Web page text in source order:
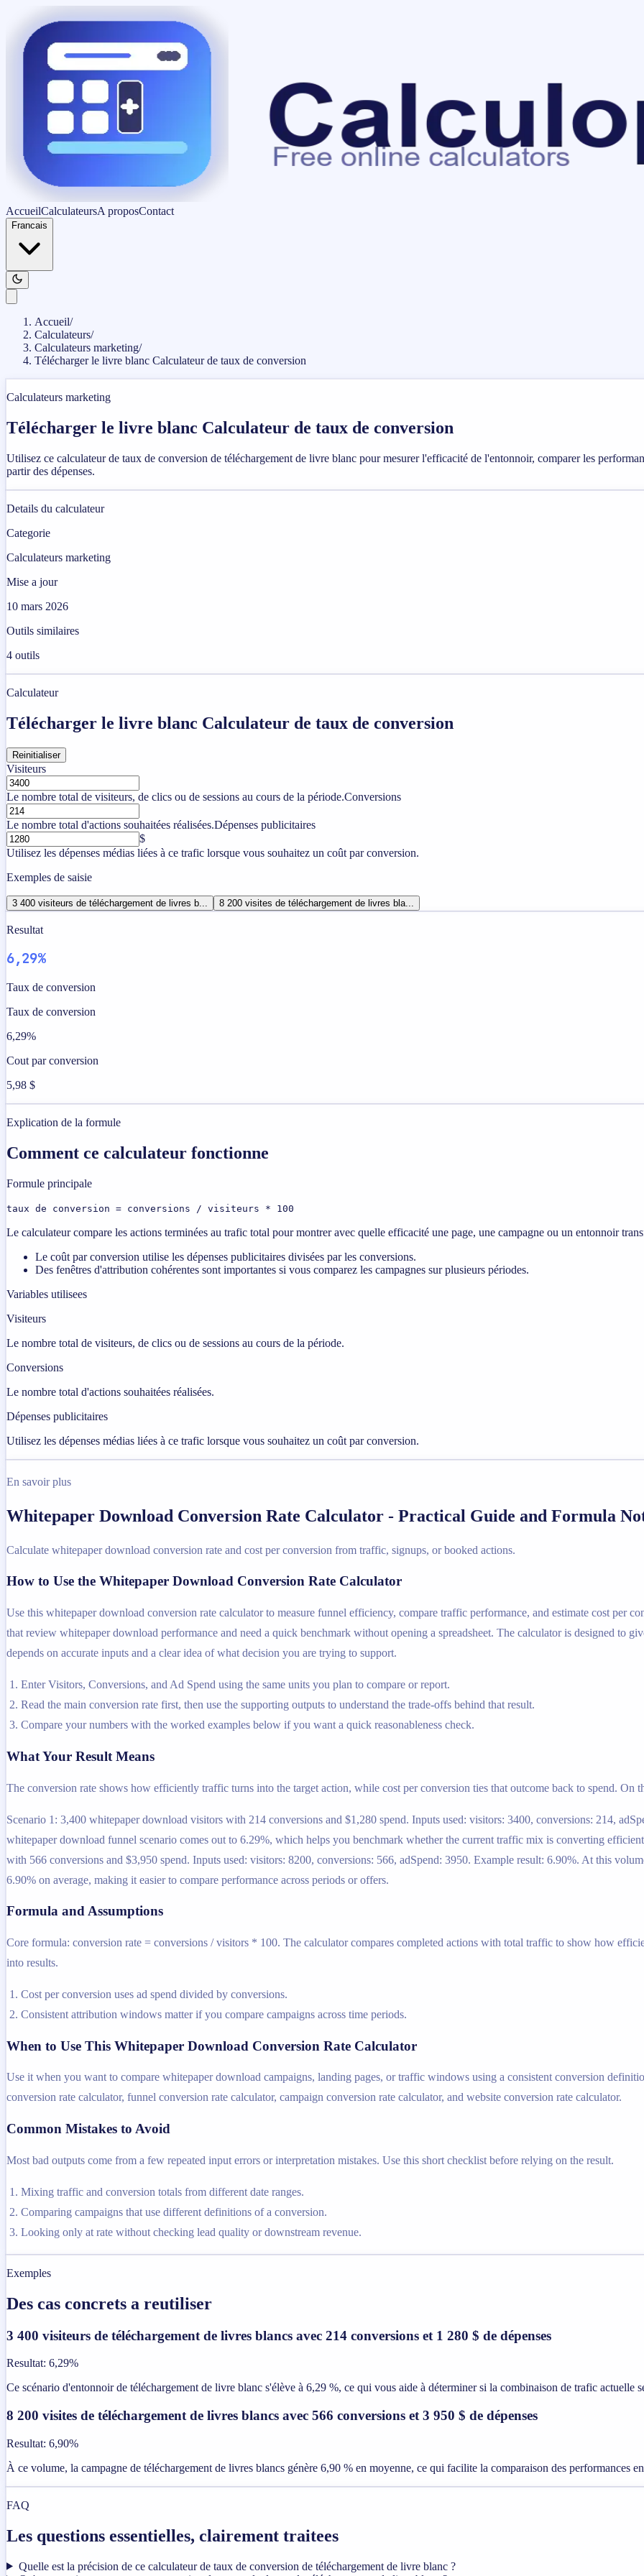
AccueilCalculateursA proposContact
Francais
Accueil/
Calculateurs/
Calculateurs marketing/
Télécharger le livre blanc Calculateur de taux de conversion
Calculateurs marketing
Télécharger le livre blanc Calculateur de taux de conversion
Utilisez ce calculateur de taux de conversion de téléchargement de livre blanc pour mesurer l'efficacité de l'entonnoir, comparer les
partir des dépenses.
Details du calculateur
Categorie
Calculateurs marketing
Mise a jour
10 mars 2026
Outils similaires
4 outils
Calculateur
Télécharger le livre blanc Calculateur de taux de conversion
Reinitialiser
Visiteurs
Le nombre total de visiteurs, de clics ou de sessions au cours de la période.Conversions
Le nombre total d'actions souhaitées réalisées.Dépenses publicitaires
$
Utilisez les dépenses médias liées à ce trafic lorsque vous souhaitez un coût par conversion.
Exemples de saisie
3 400 visiteurs de téléchargement de livres b... 8 200 visites de téléchargement de livres bla...
Resultat
6,29%
Taux de conversion
Taux de conversion
6,29%
Cout par conversion
5,98 $
Explication de la formule
Comment ce calculateur fonctionne
Formule principale
taux de conversion = conversions / visiteurs * 100
Le calculateur compare les actions terminées au trafic total pour montrer avec quelle efficacité une page, une campagne ou un entonnoir
Le coût par conversion utilise les dépenses publicitaires divisées par les conversions.
Des fenêtres d'attribution cohérentes sont importantes si vous comparez les campagnes sur plusieurs périodes.
Variables utilisees
Visiteurs
Le nombre total de visiteurs, de clics ou de sessions au cours de la période.
Conversions
Le nombre total d'actions souhaitées réalisées.
Dépenses publicitaires
Utilisez les dépenses médias liées à ce trafic lorsque vous souhaitez un coût par conversion.
En savoir plus
Whitepaper Download Conversion Rate Calculator - Practical Guide and Formula
Calculate whitepaper download conversion rate and cost per conversion from traffic, signups, or booked actions.
How to Use the Whitepaper Download Conversion Rate Calculator
Use this whitepaper download conversion rate calculator to measure funnel efficiency, compare traffic performance, and estimate cost per
that review whitepaper download performance and need a quick benchmark without opening a spreadsheet. The calculator is designed to
depends on accurate inputs and a clear idea of what decision you are trying to support.
Enter Visitors, Conversions, and Ad Spend using the same units you plan to compare or report.
Read the main conversion rate first, then use the supporting outputs to understand the trade-offs behind that result.
Compare your numbers with the worked examples below if you want a quick reasonableness check.
What Your Result Means
The conversion rate shows how efficiently traffic turns into the target action, while cost per conversion ties that outcome back to spend. On
Scenario 1: 3,400 whitepaper download visitors with 214 conversions and $1,280 spend. Inputs used: visitors: 3400, conversions: 214,
whitepaper download funnel scenario comes out to 6.29%, which helps you benchmark whether the current traffic mix is converting
with 566 conversions and $3,950 spend. Inputs used: visitors: 8200, conversions: 566, adSpend: 3950. Example result: 6.90%. At this
6.90% on average, making it easier to compare performance across periods or offers.
Formula and Assumptions
Core formula: conversion rate = conversions / visitors * 100. The calculator compares completed actions with total traffic to show how
into results.
Cost per conversion uses ad spend divided by conversions.
Consistent attribution windows matter if you compare campaigns across time periods.
When to Use This Whitepaper Download Conversion Rate Calculator
Use it when you want to compare whitepaper download campaigns, landing pages, or traffic windows using a consistent conversion
conversion rate calculator, funnel conversion rate calculator, campaign conversion rate calculator, and website conversion rate calculator.
Common Mistakes to Avoid
Most bad outputs come from a few repeated input errors or interpretation mistakes. Use this short checklist before relying on the result.
Mixing traffic and conversion totals from different date ranges.
Comparing campaigns that use different definitions of a conversion.
Looking only at rate without checking lead quality or downstream revenue.
Exemples
Des cas concrets a reutiliser
3 400 visiteurs de téléchargement de livres blancs avec 214 conversions et 1 280 $ de dépenses
Resultat: 6,29%
Ce scénario d'entonnoir de téléchargement de livre blanc s'élève à 6,29 %, ce qui vous aide à déterminer si la combinaison de trafic actuelle
8 200 visites de téléchargement de livres blancs avec 566 conversions et 3 950 $ de dépenses
Resultat: 6,90%
À ce volume, la campagne de téléchargement de livres blancs génère 6,90 % en moyenne, ce qui facilite la comparaison des performances
FAQ
Les questions essentielles, clairement traitees
Quelle est la précision de ce calculateur de taux de conversion de téléchargement de livre blanc ?